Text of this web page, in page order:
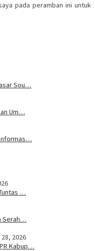
pada peramban ini untuk
Sou…
Um…
Informas…
…
Serah…
28, 2026
Kabup…